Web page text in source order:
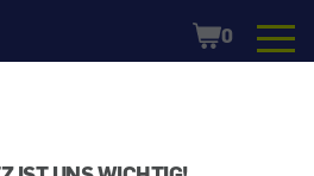
Shopping
Cart
0